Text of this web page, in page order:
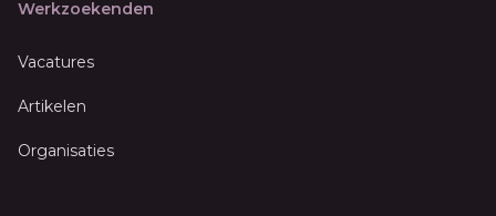
Werkzoekenden
Vacatures
Artikelen
Organisaties